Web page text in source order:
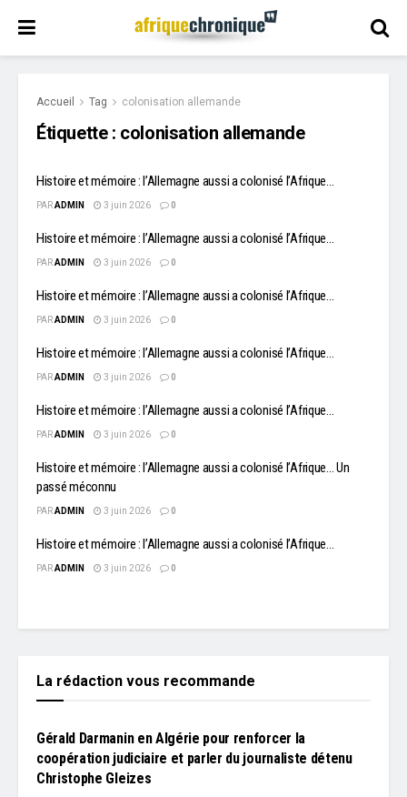
Accueil Tag colonisation allemande
Étiquette : colonisation allemande
Histoire et mémoire : l’Allemagne aussi a colonisé l’Afrique…
PARADMIN 3 juin 2026 0
Histoire et mémoire : l’Allemagne aussi a colonisé l’Afrique…
PARADMIN 3 juin 2026 0
Histoire et mémoire : l’Allemagne aussi a colonisé l’Afrique…
PARADMIN 3 juin 2026 0
Histoire et mémoire : l’Allemagne aussi a colonisé l’Afrique…
PARADMIN 3 juin 2026 0
Histoire et mémoire : l’Allemagne aussi a colonisé l’Afrique…
PARADMIN 3 juin 2026 0
Histoire et mémoire : l’Allemagne aussi a colonisé l’Afrique… Un
passé méconnu
PARADMIN 3 juin 2026 0
Histoire et mémoire : l’Allemagne aussi a colonisé l’Afrique…
PARADMIN 3 juin 2026 0
La rédaction vous recommande
L'EDITO
Gérald Darmanin en Algérie pour renforcer la
coopération judiciaire et parler du journaliste détenu
Christophe Gleizes